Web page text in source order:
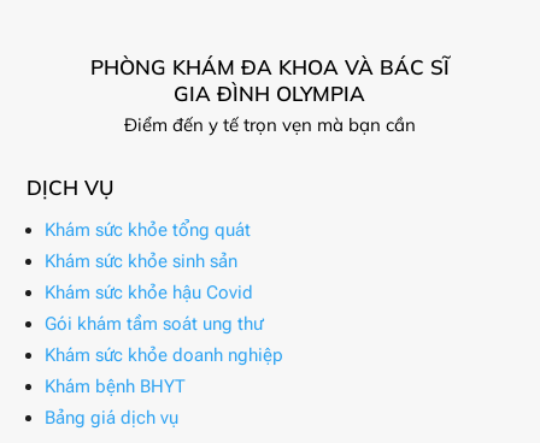
PHÒNG KHÁM ĐA KHOA VÀ BÁC SĨ
GIA ĐÌNH OLYMPIA
Điểm đến y tế trọn vẹn mà bạn cần
DỊCH VỤ
Khám sức khỏe tổng quát
Khám sức khỏe sinh sản
Khám sức khỏe hậu Covid
Gói khám tầm soát ung thư
Khám sức khỏe doanh nghiệp
Khám bệnh BHYT
Bảng giá dịch vụ